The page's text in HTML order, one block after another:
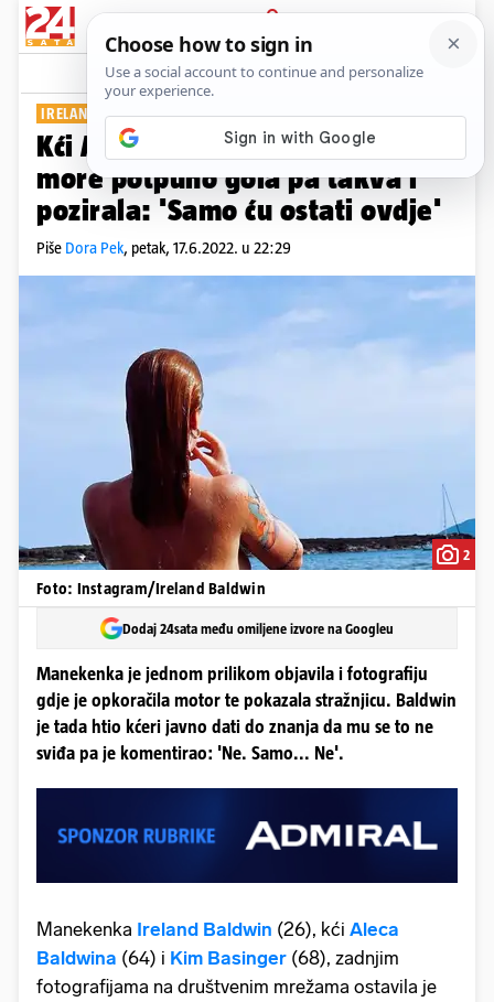
PRIJAVA
Show Komentari
IRELAND BALDWIN
Kći Aleca Baldwina uskočila u
more potpuno gola pa takva i
pozirala: 'Samo ću ostati ovdje'
Piše Dora Pek, petak, 17.6.2022. u 22:29
2
Foto: Instagram/Ireland Baldwin
Dodaj 24sata među omiljene izvore na Googleu
Manekenka je jednom prilikom objavila i fotografiju
gdje je opkoračila motor te pokazala stražnjicu. Baldwin
je tada htio kćeri javno dati do znanja da mu se to ne
sviđa pa je komentirao: 'Ne. Samo... Ne'.
Manekenka Ireland Baldwin (26), kći Aleca
Baldwina (64) i Kim Basinger (68), zadnjim
fotografijama na društvenim mrežama ostavila je